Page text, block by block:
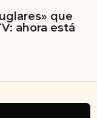
que
ahora está